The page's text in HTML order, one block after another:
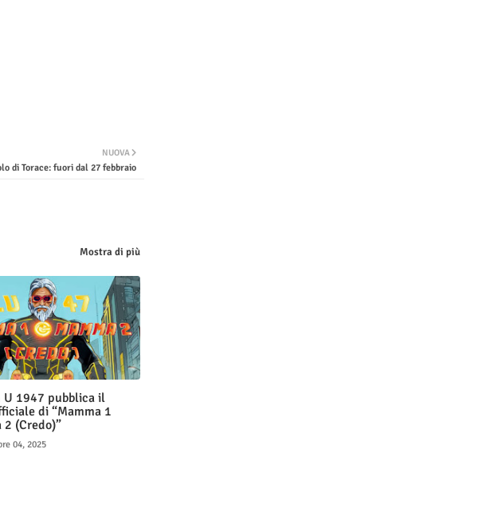
NUOVA
di Torace: fuori dal 27 febbraio
Mostra di più
U 1947 pubblica il
di “Mamma 1
2 (Credo)”
04, 2025